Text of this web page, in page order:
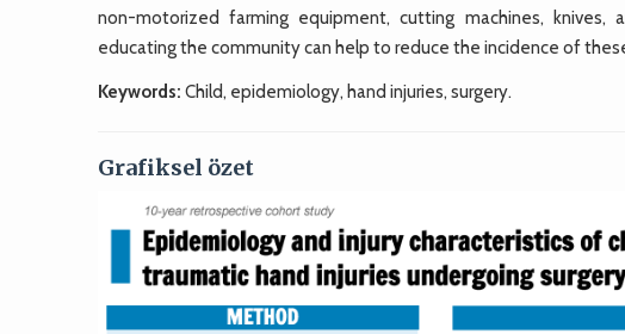
non-motorized farming equipment, cutting machines, knives,
educating the community can help to reduce the incidence of
Keywords: Child, epidemiology, hand injuries, surgery.
Grafiksel özet